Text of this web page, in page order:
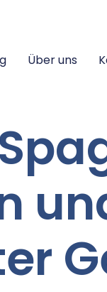
Über uns